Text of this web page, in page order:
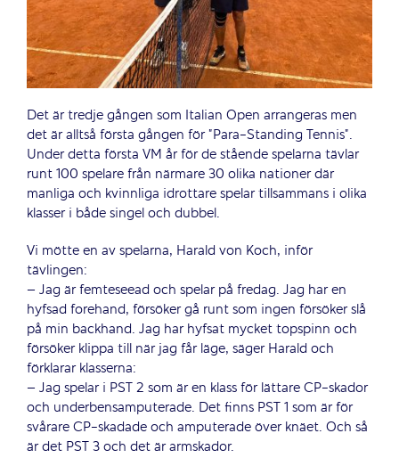
Det är tredje gången som Italian Open arrangeras men
det är alltså första gången för ”Para-Standing Tennis”.
Under detta första VM år för de stående spelarna tävlar
runt 100 spelare från närmare 30 olika nationer där
manliga och kvinnliga idrottare spelar tillsammans i olika
klasser i både singel och dubbel.
Vi mötte en av spelarna, Harald von Koch, inför
tävlingen:
– Jag är femteseead och spelar på fredag. Jag har en
hyfsad forehand, försöker gå runt som ingen försöker slå
på min backhand. Jag har hyfsat mycket topspinn och
försöker klippa till när jag får läge, säger Harald och
förklarar klasserna:
– Jag spelar i PST 2 som är en klass för lättare CP-skador
och underbensamputerade. Det finns PST 1 som är för
svårare CP-skadade och amputerade över knäet. Och så
är det PST 3 och det är armskador.